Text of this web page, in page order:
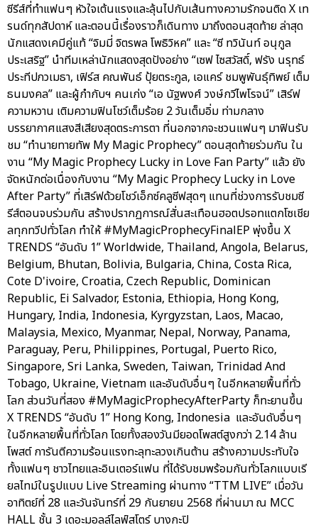
ซีรีส์ที่ทำแฟนๆ หัวใจเต้นแรงและลุ้นไปกับเส้นทางความรักจนติด X เท
รนด์ทุกสัปดาห์ และตอนนี้เรื่องราวก็เดินทาง มาถึงตอนสุดท้าย ล่าสุด
นักแสดงเคมีคู่แท้ “จิมมี่ จิตรพล โพธิวิหค” และ “ซี ทวินันท์ อนุกูล
ประเสริฐ” นำทีมเหล่านักแสดงสุดปังอย่าง “เซฟ ไซสวัสดิ์, ฟรัง นรุทธ์
ประทีปภวเมธา, เฟิร์ส คณพันธ์ ปุ้ยตระกูล, เอแคร์ ชมพูพันธุ์ทิพย์ เต็ม
ธนมงคล” และผู้กำกับฯ คนเก่ง “เอ นัฐพงศ์ วงษ์กวีไพโรจน์” เสิร์ฟ
ความหวาน เติมความฟินโชว์เต็มร้อย 2 วันเต็มอิ่ม ท่ามกลาง
บรรยากาศแสงสีเสียงสุดตระการตา ที่นอกจากจะชวนแฟนๆ มาฟินรับ
ชม “ทำนายทายทัพ My Magic Prophecy” ตอนสุดท้ายร่วมกัน ใน
งาน “My Magic Prophecy Lucky in Love Fan Party” แล้ว ยัง
จัดหนักต่อเนื่องกับงาน “My Magic Prophecy Lucky in Love
After Party” ที่เสิร์ฟด้วยโชว์เอ็กซ์คลูซีฟสุดๆ แทนที่ช่วงการรับชมซี
รีส์ตอนจบร่วมกัน สร้างปรากฏการณ์สั่นสะเทือนฮอตปรอทแตกโซเชีย
ลทุกทวีปทั่วโลก ทำให้ #MyMagicProphecyFinalEP พุ่งขึ้น X
TRENDS “อันดับ 1” Worldwide, Thailand, Angola, Belarus,
Belgium, Bhutan, Bolivia, Bulgaria, China, Costa Rica,
Cote D'ivoire, Croatia, Czech Republic, Dominican
Republic, Ei Salvador, Estonia, Ethiopia, Hong Kong,
Hungary, India, Indonesia, Kyrgyzstan, Laos, Macao,
Malaysia, Mexico, Myanmar, Nepal, Norway, Panama,
Paraguay, Peru, Philippines, Portugal, Puerto Rico,
Singapore, Sri Lanka, Sweden, Taiwan, Trinidad And
Tobago, Ukraine, Vietnam และอันดับอื่นๆ ในอีกหลายพื้นที่ทั่ว
โลก ส่วนวันที่สอง #MyMagicProphecyAfterParty ก็ทะยานขึ้น
X TRENDS “อันดับ 1” Hong Kong, Indonesia และอันดับอื่นๆ
ในอีกหลายพื้นที่ทั่วโลก โดยทั้งสองวันมียอดโพสต์สูงกว่า 2.14 ล้าน
โพสต์ การันตีความร้อนแรงทะลุทะลวงเกินต้าน สร้างความประทับใจ
ทั้งแฟนๆ ชาวไทยและอินเตอร์แฟน ที่ได้รับชมพร้อมกันทั่วโลกแบบเรี
ยลไทม์ในรูปแบบ Live Streaming ผ่านทาง “TTM LIVE” เมื่อวัน
อาทิตย์ที่ 28 และวันจันทร์ที่ 29 กันยายน 2568 ที่ผ่านมา ณ MCC
HALL ชั้น 3 เดอะมอลล์ไลฟ์สโตร์ บางกะปิ